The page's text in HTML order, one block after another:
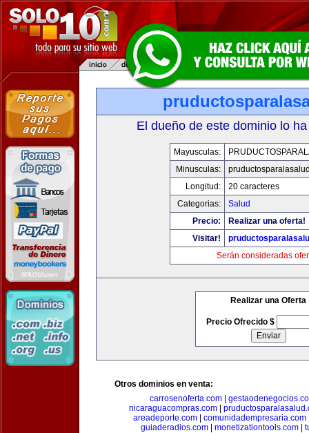
El dueño de este dominio lo
Mayusculas:
Minusculas:
Longitud:
20 caracteres
Categorias:
Salud
Precio:
Realizar una oferta!
Visitar!
Serán consideradas
Realizar una Oferta
Precio Ofrecido $
Otros dominios en venta:
carrosenoferta.com
nicaraguacompras.com
areadeporte.com| comunidadempresaria.com
guiaderadios.com| monetizationtools.com|